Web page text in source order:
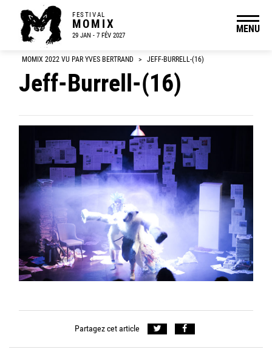
FESTIVAL
MOMIX
29 JAN - 7 FÉV 2027
MENU
MOMIX 2022 VU PAR YVES BERTRAND > JEFF-BURRELL-(16)
Jeff-Burrell-(16)
Partagez cet article